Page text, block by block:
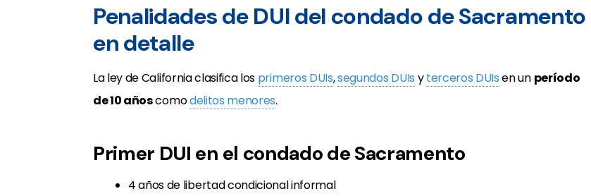
Penalidades de DUI del condado de Sacramento
en detalle
La ley de California clasifica los primeros DUIs,segundos DUIs yterceros DUIsen un período
de 10 añoscomodelitos menores.
Primer DUI en el condado de Sacramento
4 años de libertad condicional informal